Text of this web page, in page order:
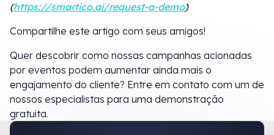
(https://smartico.ai/request-a-demo)
Compartilhe este artigo com seus amigos!
Quer descobrir como nossas campanhas acionadas
por eventos podem aumentar ainda mais o
engajamento do cliente? Entre em contato com um de
nossos especialistas para uma demonstração
gratuita.